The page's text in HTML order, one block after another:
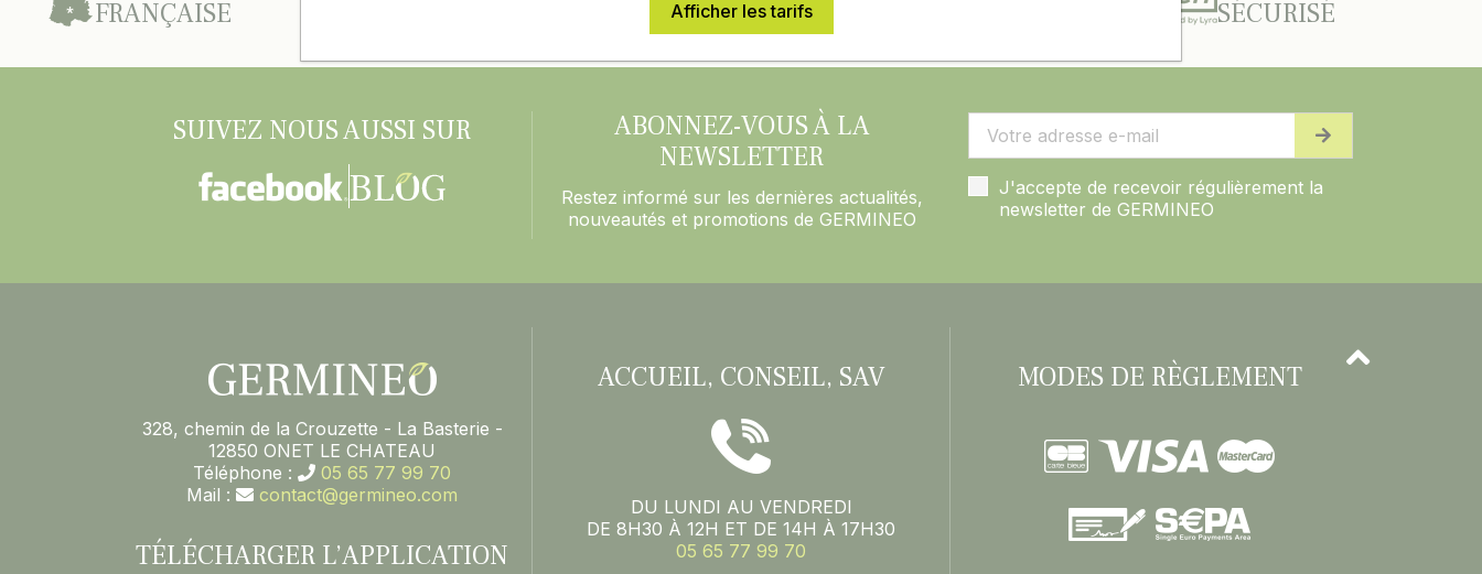
FRANÇAISE
L’AGRO-DISTRIBUTION
TOUTE L'ANNÉE
SÉCURISÉ
SUIVEZ NOUS AUSSI SUR
ABONNEZ-VOUS À LA
NEWSLETTER
Restez informé sur les dernières actualités,
nouveautés et promotions de GERMINEO
J'accepte de recevoir régulièrement la
newsletter de GERMINEO
328, chemin de la Crouzette - La Basterie -
12850 ONET LE CHATEAU
Téléphone :
05 65 77 99 70
Mail :
contact@germineo.com
TÉLÉCHARGER L’APPLICATION
ACCUEIL, CONSEIL, SAV
DU LUNDI AU VENDREDI
DE 8H30 À 12H ET DE 14H À 17H30
05 65 77 99 70
MODES DE RÈGLEMENT
Afficher les tarifs